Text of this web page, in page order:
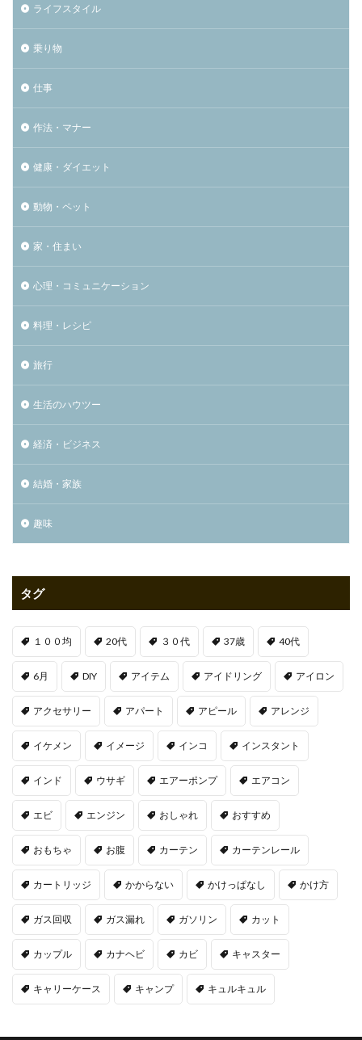
ライフスタイル
乗り物
仕事
作法・マナー
健康・ダイエット
動物・ペット
家・住まい
心理・コミュニケーション
料理・レシピ
旅行
生活のハウツー
経済・ビジネス
結婚・家族
趣味
タグ
１００均 20代 ３０代 37歳 40代
6月 DIY アイテム アイドリング アイロン
アクセサリー アパート アピール アレンジ
イケメン イメージ インコ インスタント
インド ウサギ エアーポンプ エアコン
エビ エンジン おしゃれ おすすめ
おもちゃ お腹 カーテン カーテンレール
カートリッジ かからない かけっぱなし かけ方
ガス回収 ガス漏れ ガソリン カット
カップル カナヘビ カビ キャスター
キャリーケース キャンプ キュルキュル